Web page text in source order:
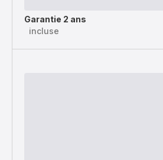
Garantie 2 ans
incluse